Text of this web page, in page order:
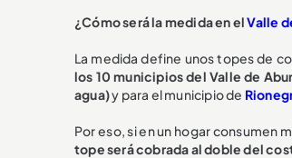
¿Cómo será la medida en elValle
La medida define unos topes de
los 10 municipios del Valle de
agua)y para el municipio de
Por eso, si en un hogar consumen
tope será cobrada al doble del